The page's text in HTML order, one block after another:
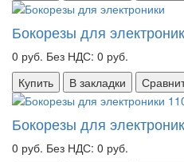
Бокорезы для
0 руб. Без НДС: 0 руб.
Купить
В закладки
Бокорезы для
0 руб. Без НДС: 0 руб.